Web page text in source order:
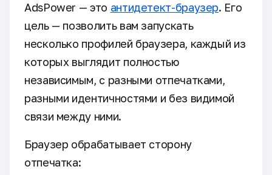
AdsPower — это антидетект-браузер. Его
цель — позволить вам запускать
несколько профилей браузера, каждый из
которых выглядит полностью
независимым, с разными отпечатками,
разными идентичностями и без видимой
связи между ними.
Браузер обрабатывает сторону
отпечатка: